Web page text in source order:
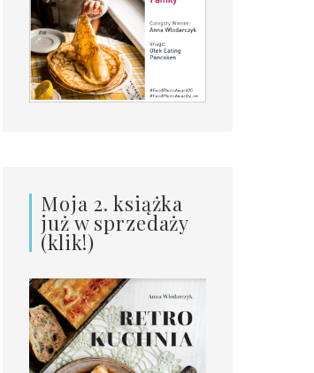
Moja 2. książka
już w sprzedaży
(klik!)